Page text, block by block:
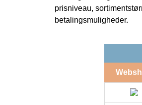
prisniveau,
betalingsmuligheder.